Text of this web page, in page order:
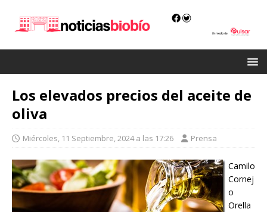
Los elevados precios del aceite de
oliva
Miércoles, 11 Septiembre, 2024 a las 17:26 Prensa
Camilo
Cornej
o
Orella